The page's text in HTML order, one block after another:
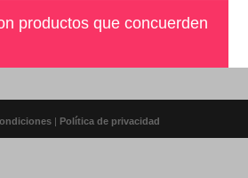
productos que concuerden
| Política de privacidad